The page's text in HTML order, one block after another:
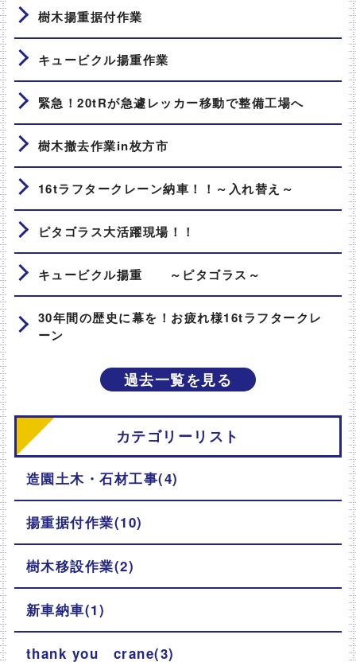
樹木揚重据付作業
キュービクル揚重作業
緊急！20tRが急遽レッカー移動で整備工場へ
樹木撤去作業in枚方市
16tラフタークレーン納車！！～入れ替え～
ピタゴラス大活躍現場！！
キュービクル揚重 ～ピタゴラス～
30年間の歴史に幕を！お疲れ様16tラフタークレ
ーン
過去一覧を見る
カテゴリーリスト
造園土木・石材工事(4)
揚重据付作業(10)
樹木移設作業(2)
新車納車(1)
thank you crane(3)